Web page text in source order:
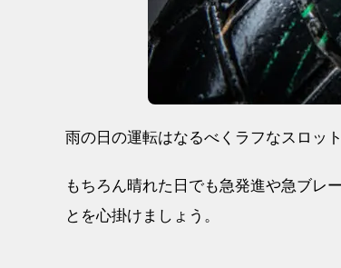
雨の日の運転はなるべくラフなスロッ
もちろん晴れた日でも急発進や急ブレ
とを心掛けましょう。